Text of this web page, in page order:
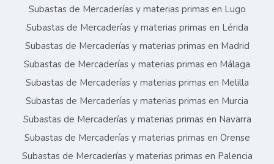
Subastas de Mercaderías y materias primas en Lugo
Subastas de Mercaderías y materias primas en Lérida
Subastas de Mercaderías y materias primas en Madrid
Subastas de Mercaderías y materias primas en Málaga
Subastas de Mercaderías y materias primas en Melilla
Subastas de Mercaderías y materias primas en Murcia
Subastas de Mercaderías y materias primas en Navarra
Subastas de Mercaderías y materias primas en Orense
Subastas de Mercaderías y materias primas en Palencia